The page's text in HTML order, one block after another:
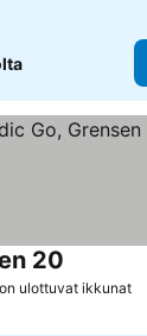
ulottuvat ikkunat
20